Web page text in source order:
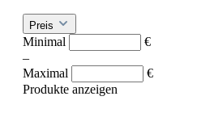
Preis
Minimal
€
–
Maximal
€
Produkte anzeigen